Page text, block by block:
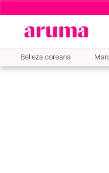
Belleza coreana